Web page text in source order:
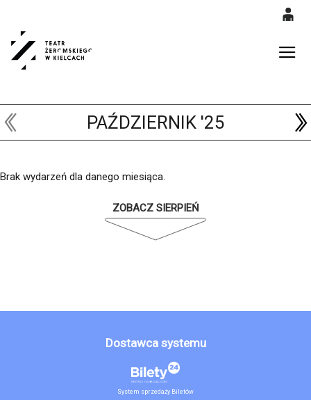
0,00
PAŹDZIERNIK '25
Brak wydarzeń dla danego miesiąca.
ZOBACZ SIERPIEŃ
Dostawca systemu
System sprzedaży Biletów